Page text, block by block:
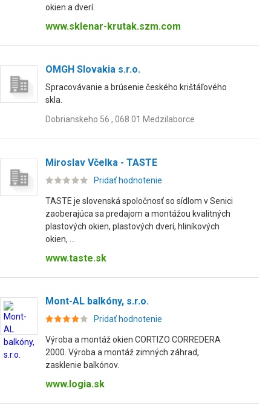
okien a dverí.
www.sklenar-krutak.szm.com
OMGH Slovakia s.r.o.
Spracovávanie a brúsenie českého krištáľového
skla.
Dobrianskeho 56 , 068 01 Medzilaborce
Miroslav Včelka - TASTE
Pridať hodnotenie
TASTE je slovenská spoločnosť so sídlom v Senici
zaoberajúca sa predajom a montážou kvalitných
plastových okien, plastových dverí, hliníkových
okien, ...
www.taste.sk
Mont-AL balkóny, s.r.o.
Pridať hodnotenie
Výroba a montáž okien CORTIZO CORREDERA
2000. Výroba a montáž zimných záhrad,
zasklenie balkónov.
www.logia.sk